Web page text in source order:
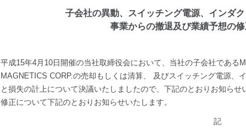
子会社の異動、スイッチング電源、インダ
事業からの撤退及び業績予想の
平成15年4月10日開催の当社取締役会において、当社の子会社である
MAGNETICS CORP.の売却もしくは清算、 及びスイッチング電源、
と損失の計上について決議いたしましたので、下記のとおりお知ら
修正について下記のとおりお知らせいたします。
記